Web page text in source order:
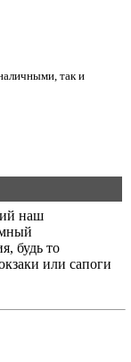
так и
наш
будь то
или сапоги